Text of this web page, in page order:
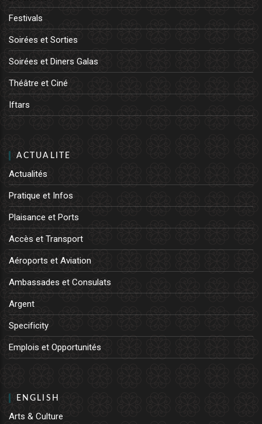
Festivals
Soirées et Sorties
Soirées et Diners Galas
Théâtre et Ciné
Iftars
ACTUALITE
Actualités
Pratique et Infos
Plaisance et Ports
Accès et Transport
Aéroports et Aviation
Ambassades et Consulats
Argent
Specificity
Emplois et Opportunités
ENGLISH
Arts & Culture